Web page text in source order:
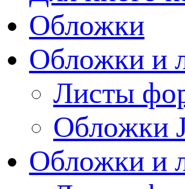
Обложки
Обложки и
Листы
Обложки
Обложки и